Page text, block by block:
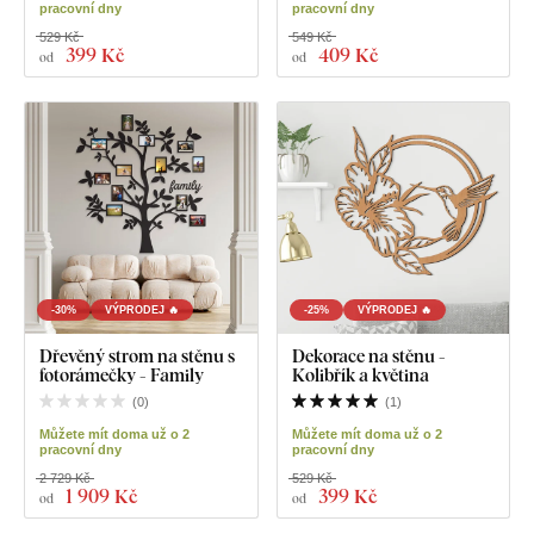
pracovní dny
od 399 Kč
529 Kč
pracovní dny
od 409 Kč
549 Kč
-30% VÝPRODEJ 🔥
Dřevěný strom na stěnu s
fotorámečky - Family
(0)
Můžete mít doma už o 2
pracovní dny
od 1 909 Kč
2 729 Kč
-25% VÝPRODEJ 🔥
Dekorace na stěnu -
Kolibřík a květina
(1)
Můžete mít doma už o 2
pracovní dny
od 399 Kč
529 Kč